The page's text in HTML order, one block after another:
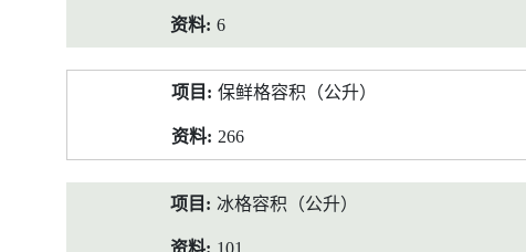
6
保鲜格容积（公升）
266
冰格容积（公升）
101